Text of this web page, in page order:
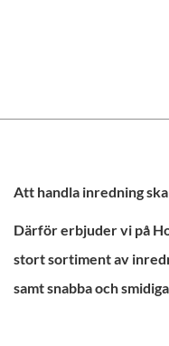
Att handla inredning
Därför erbjuder vi på
stort sortiment av
samt snabba och